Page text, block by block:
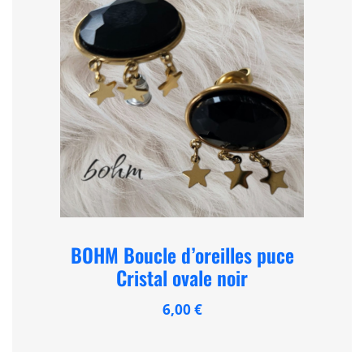
BOHM Boucle d’oreilles puce
Cristal ovale noir
6,00€